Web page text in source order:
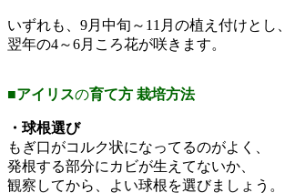
いずれも、9月中旬～11月の植え付けとし、
翌年の4～6月ころ花が咲きます。
■アイリスの育て方 栽培方法
・球根選び
もぎ口がコルク状になってるのがよく、
発根する部分にカビが生えてないか、
観察してから、よい球根を選びましょう。